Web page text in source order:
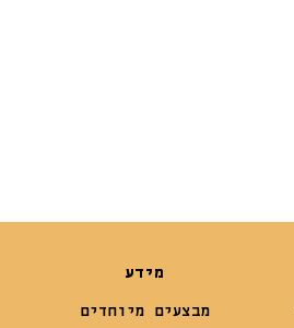
מידע
מבצעים מיוחדים